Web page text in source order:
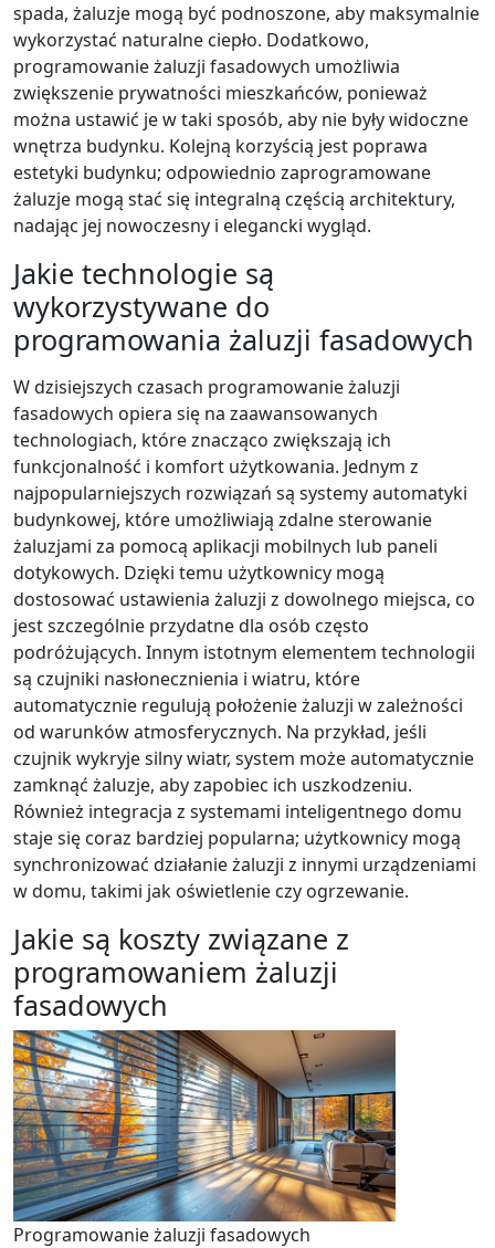
spada, żaluzje mogą być podnoszone, aby maksymalnie
wykorzystać naturalne ciepło. Dodatkowo,
programowanie żaluzji fasadowych umożliwia
zwiększenie prywatności mieszkańców, ponieważ
można ustawić je w taki sposób, aby nie były widoczne
wnętrza budynku. Kolejną korzyścią jest poprawa
estetyki budynku; odpowiednio zaprogramowane
żaluzje mogą stać się integralną częścią architektury,
nadając jej nowoczesny i elegancki wygląd.
Jakie technologie są
wykorzystywane do
programowania żaluzji fasadowych
W dzisiejszych czasach programowanie żaluzji
fasadowych opiera się na zaawansowanych
technologiach, które znacząco zwiększają ich
funkcjonalność i komfort użytkowania. Jednym z
najpopularniejszych rozwiązań są systemy automatyki
budynkowej, które umożliwiają zdalne sterowanie
żaluzjami za pomocą aplikacji mobilnych lub paneli
dotykowych. Dzięki temu użytkownicy mogą
dostosować ustawienia żaluzji z dowolnego miejsca, co
jest szczególnie przydatne dla osób często
podróżujących. Innym istotnym elementem technologii
są czujniki nasłonecznienia i wiatru, które
automatycznie regulują położenie żaluzji w zależności
od warunków atmosferycznych. Na przykład, jeśli
czujnik wykryje silny wiatr, system może automatycznie
zamknąć żaluzje, aby zapobiec ich uszkodzeniu.
Również integracja z systemami inteligentnego domu
staje się coraz bardziej popularna; użytkownicy mogą
synchronizować działanie żaluzji z innymi urządzeniami
w domu, takimi jak oświetlenie czy ogrzewanie.
Jakie są koszty związane z
programowaniem żaluzji
fasadowych
Programowanie żaluzji fasadowych